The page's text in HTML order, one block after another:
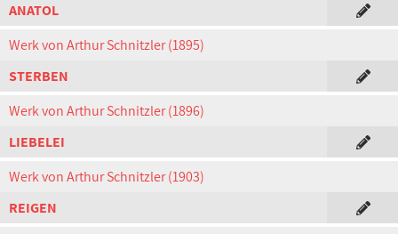
ANATOL
Werk von Arthur Schnitzler (1895)
STERBEN
Werk von Arthur Schnitzler (1896)
LIEBELEI
Werk von Arthur Schnitzler (1903)
REIGEN